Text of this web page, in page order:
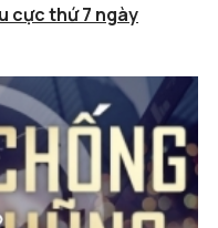
cực thứ 7 ngày